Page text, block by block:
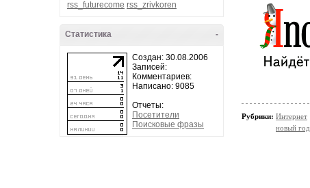
rss_futurecome rss_zrivkoren
-
Статистика
Создан: 30.08.2006
Записей:
Комментариев:
Написано: 9085
Отчеты:
Посетители
Поисковые фразы
Рубрики: Интернет
новый год